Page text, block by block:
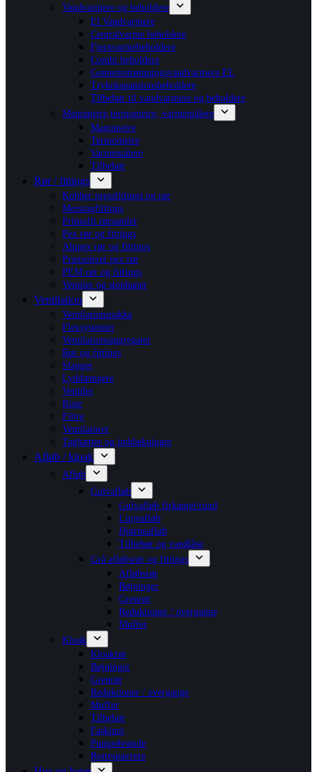
Vandvarmere og beholdere
El Vandvarmere
Centralvarme beholdere
Fjernvarmebeholdere
Combi beholdere
Gennemstrømningsvandvarmere EL
Trykekspansionsbeholdere
Tilbehør til vandvarmere og beholdere
Manometre,termometre, varmemålere
Manometre
Termometre
Varmemålere
Tilbehør
Rør / fittings
Kobber pressfittings og rør
Messingfittings
Primofit rørsamler
Pex rør og fittings
Alupex rør og fittings
Præisoleret pex rør
PEM rør og fittings
Ventiler og stophaner
Ventilation
Ventilationspakke
Flexsystemer
Ventilationsaggregater
Rør og fittings
Slanger
Lyddæmpere
Ventiler
Riste
Filtre
Ventilatorer
Taghætter og inddækninger
Afløb / kloak
Afløb
Gulvafløb
Gulvafløb firkantet/rund
Linjeafløb
Hjørneafløb
Tilbehør og vandlåse
Grå afløbsrør og fittings
Afløbsrør
Bøjninger
Grenrør
Reduktioner / overgange
Muffer
Kloak
Kloakrør
Bøjninger
Grenrør
Reduktioner / overgange
Muffer
Tilbehør
Faskiner
Pumpebrønde
Rottespærrere